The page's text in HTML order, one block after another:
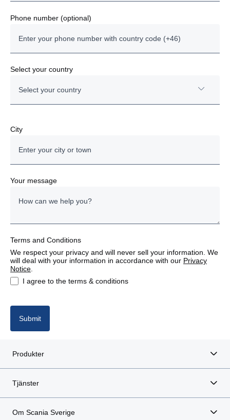
vid laddning, optimering av batteriernas livslängd,
omfattar ett tioårigt avtal som innebär att Scania driver
maximal tillgänglighet.
34 BEV- och gasbussar, varav 6 BEV-bussar i
den första beställningen
Tioårigt verkstads-, underhålls- och
laddningslösningsavtal
Scania har systemansvaret
Phone number (optional)
Select your country
Select your country
France
Germany
Latvia
Poland
City
Your message
Terms and Conditions
We respect your privacy and will never sell your information. We
will deal with your information in accordance with our Privacy
Notice
I agree to the terms & conditions
Submit
Produkter
Tjänster
Om Scania Sverige